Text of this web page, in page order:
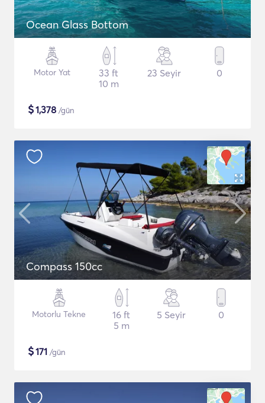
Ocean Glass Bottom
Motor Yat
33 ft
10 m
23 Seyir 0
$1,378 /gün
Compass 150cc
Motorlu Tekne
16 ft
5 m
5 Seyir 0
$171 /gün